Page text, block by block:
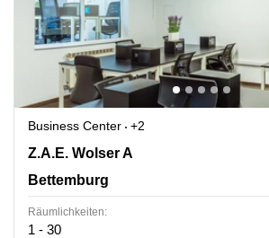
Business Center
+2
144 Z.A.E. Wolser A, Bettemburg
Z.A.E. Wolser A
Bettemburg
Räumlichkeiten:
1 - 30